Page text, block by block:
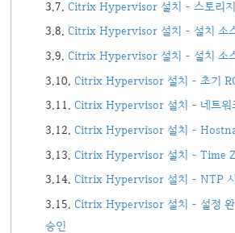
Citrix Hypervisor 설치 - 스토리지
Citrix Hypervisor 설치 - 설치 소
Citrix Hypervisor 설치 - 설치 소
Citrix Hypervisor 설치 - 초기
Citrix Hypervisor 설치 - 네트워
Citrix Hypervisor 설치 -
Citrix Hypervisor 설치 - Time
Citrix Hypervisor 설치 - NTP
Citrix Hypervisor 설치 - 설정 완
승인